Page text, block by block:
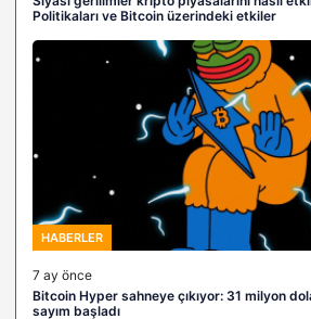
Politikaları ve Bitcoin üzerindeki etkiler
HABERLER
7 ay önce
Bitcoin Hyper sahneye çıkıyor: 31 milyon
sayım başladı